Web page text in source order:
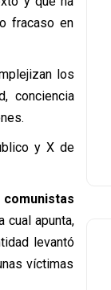
fracaso en
los
conciencia
y X de
cual apunta,
levantó
víctimas